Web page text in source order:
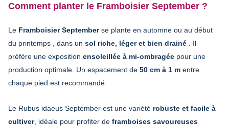
Comment planter le Framboisier September ?
Le Framboisier Septemberse plante en automne ou au début
du printemps , dans un sol riche, léger et bien drainé . Il
préfère une exposition ensoleillée à mi-ombragée pour une
production optimale. Un espacement de 50 cm à 1 m entre
chaque pied est recommandé.
Le Rubus idaeus September est une variété robuste et facile à
cultiver, idéale pour profiter de framboises savoureuses